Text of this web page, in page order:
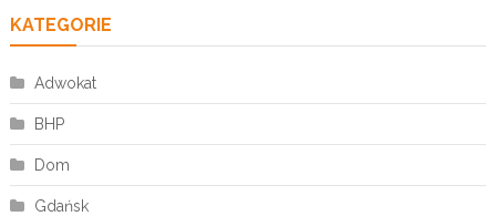
KATEGORIE
Adwokat
BHP
Dom
Gdańsk